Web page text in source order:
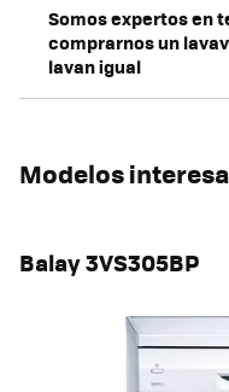
Somos expertos en
comprarnos un
lavan igual
Modelos
Balay 3VS305BP